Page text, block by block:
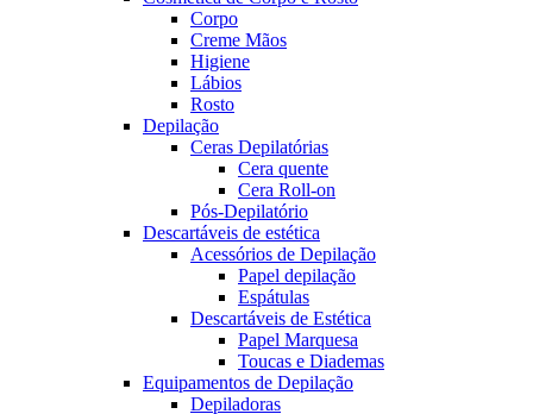
Corpo
Creme Mãos
Higiene
Lábios
Rosto
Depilação
Ceras Depilatórias
Cera quente
Cera Roll-on
Pós-Depilatório
Descartáveis de estética
Acessórios de Depilação
Papel depilação
Espátulas
Descartáveis de Estética
Papel Marquesa
Toucas e Diademas
Equipamentos de Depilação
Depiladoras